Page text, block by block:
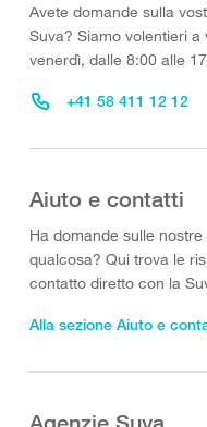
Avete domande sulla
Suva? Siamo volentieri
venerdì, dalle 8:00 alle
+41 58 411 12 12
Aiuto e contatti
Ha domande sulle
qualcosa? Qui trova le
contatto diretto con la
Alla sezione Aiuto e